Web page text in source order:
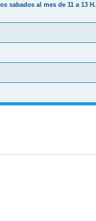
sabados al mes de 11 a 13 H.